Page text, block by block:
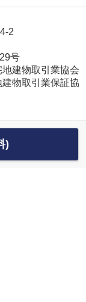
2
号
建物取引業協会
物取引業保証協
)